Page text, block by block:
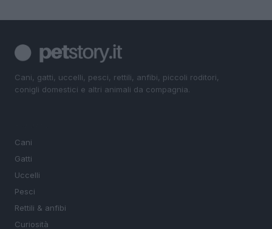
Cani, gatti, uccelli, pesci, rettili, anfibi, piccoli roditori,
conigli domestici e altri animali da compagnia.
Cani
Gatti
Uccelli
Pesci
Rettili & anfibi
Curiosità